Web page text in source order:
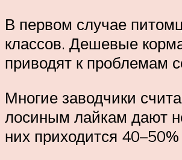
В первом случае
классов. Дешевые
приводят к проблемам
Многие заводчики
лосиным лайкам дают
них приходится